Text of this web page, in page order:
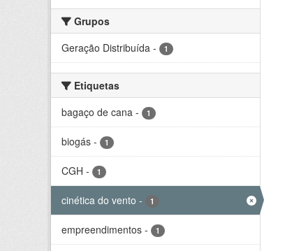
Grupos
Geração Distribuída - 1
Etiquetas
bagaço de cana - 1
biogás - 1
CGH - 1
cinética do vento - 1
empreendimentos - 1